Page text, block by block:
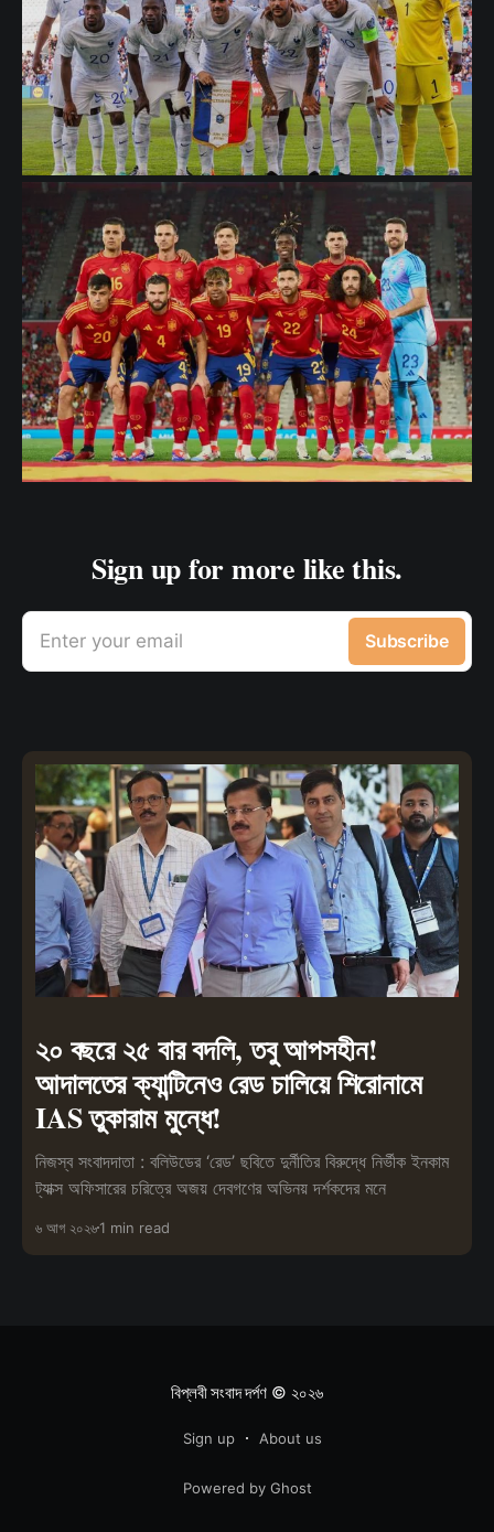
Sign up for more like this.
Enter your email Subscribe
২০ বছরে ২৫ বার বদলি, তবু আপসহীন!
আদালতের ক্যান্টিনেও রেড চালিয়ে শিরোনামে
IAS তুকারাম মুন্ধে!
নিজস্ব সংবাদদাতা : বলিউডের ‘রেড’ ছবিতে দুর্নীতির বিরুদ্ধে নির্ভীক ইনকাম
ট্যাক্স অফিসারের চরিত্রে অজয় দেবগণের অভিনয় দর্শকদের মনে
৬ আগ ২০২৬1 min read
বিপ্লবী সংবাদ দর্পণ© ২০২৬
Sign up About us
Powered by Ghost